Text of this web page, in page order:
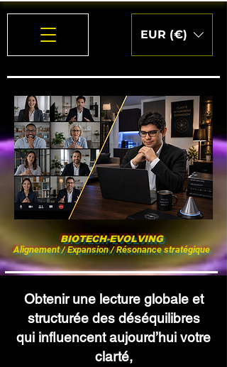
EUR (€)
BIOTECH-EVOLVING
Alignement / Expansion / Résonance stratégique
Obtenir une lecture globale et
structurée des déséquilibres
qui influencent aujourd’hui votre
clarté,